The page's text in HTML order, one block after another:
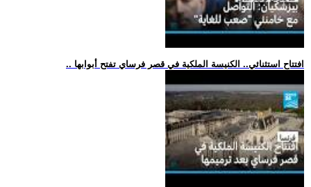
.. افتتاح استثنائي.. الكنيسة الملكية في قصر فرساي تفتح أبوابها